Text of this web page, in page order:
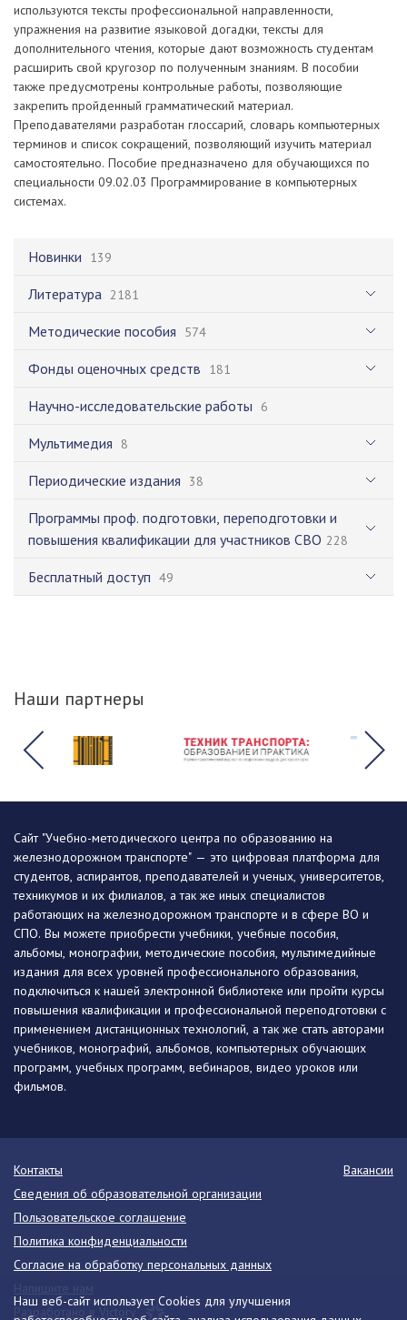
Новинки 139
Литература 2181
Методические пособия 574
Фонды оценочных средств 181
Научно-исследовательские работы 6
Мультимедия 8
Периодические издания 38
Программы проф. подготовки, переподготовки и
повышения квалификации для участников СВО 228
Бесплатный доступ 49
используются тексты профессиональной направленности,
упражнения на развитие языковой догадки, тексты для
дополнительного чтения, которые дают возможность студентам
расширить свой кругозор по полученным знаниям. В пособии
также предусмотрены контрольные работы, позволяющие
закрепить пройденный грамматический материал.
Преподавателями разработан глоссарий, словарь компьютерных
терминов и список сокращений, позволяющий изучить материал
самостоятельно. Пособие предназначено для обучающихся по
специальности 09.02.03 Программирование в компьютерных
системах.
Наши партнеры
Наш веб-сайт использует Cookies для улучшения
Сайт "Учебно-методического центра по образованию на
железнодорожном транспорте" — это цифровая платформа для
студентов, аспирантов, преподавателей и ученых, университетов,
техникумов и их филиалов, а так же иных специалистов
работающих на железнодорожном транспорте и в сфере ВО и
СПО. Вы можете приобрести учебники, учебные пособия,
альбомы, монографии, методические пособия, мультимедийные
издания для всех уровней профессионального образования,
подключиться к нашей электронной библиотеке или пройти курсы
повышения квалификации и профессиональной переподготовки с
применением дистанционных технологий, а так же стать авторами
учебников, монографий, альбомов, компьютерных обучающих
программ, учебных программ, вебинаров, видео уроков или
фильмов.
Контакты
Вакансии
Сведения об образовательной организации
Пользовательское соглашение
Политика конфиденциальности
Согласие на обработку персональных данных
Разработано в Victory